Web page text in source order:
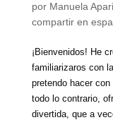
por Manuela
compartir en
¡Bienvenidos! He
familiarizaros con
pretendo hacer
todo lo contrario,
divertida, que a